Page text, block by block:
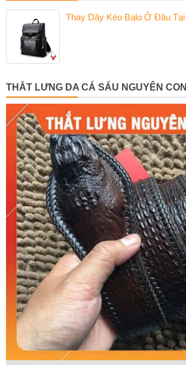
Thay Dây Kéo Balo Ở Đâu
THẮT LƯNG DA CÁ SẤU NGUYÊN